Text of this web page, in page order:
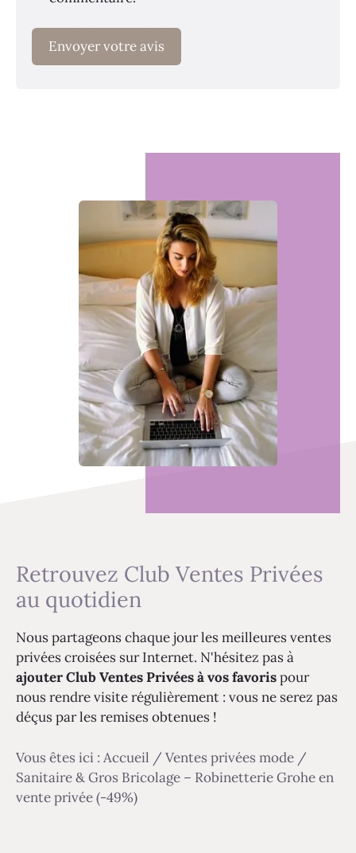
Retrouvez Club Ventes Privées
au quotidien
Nous partageons chaque jour les meilleures ventes
privées croisées sur Internet. N'hésitez pas à
ajouter Club Ventes Privées à vos favorispour
nous rendre visite régulièrement : vous ne serez pas
déçus par les remises obtenues !
Vous êtes ici : Accueil / Ventes privées mode /
Sanitaire & Gros Bricolage – Robinetterie Grohe en
vente privée (-49%)